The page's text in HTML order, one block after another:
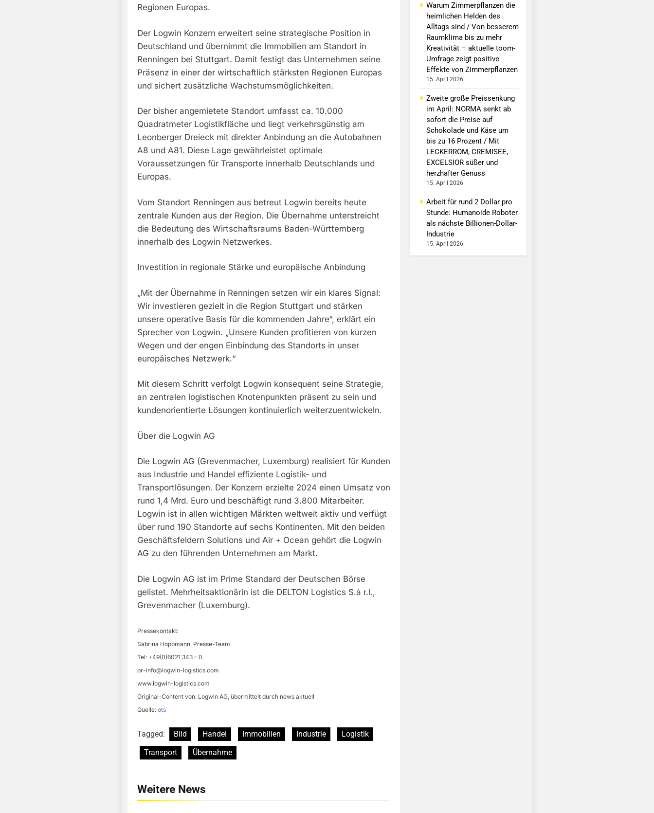
Regionen Europas.
Der Logwin Konzern erweitert seine strategische Position in
Deutschland und übernimmt die Immobilien am Standort in
Renningen bei Stuttgart. Damit festigt das Unternehmen seine
Präsenz in einer der wirtschaftlich stärksten Regionen Europas
und sichert zusätzliche Wachstumsmöglichkeiten.
Der bisher angemietete Standort umfasst ca. 10.000
Quadratmeter Logistikfläche und liegt verkehrsgünstig am
Leonberger Dreieck mit direkter Anbindung an die Autobahnen
A8 und A81. Diese Lage gewährleistet optimale
Voraussetzungen für Transporte innerhalb Deutschlands und
Europas.
Vom Standort Renningen aus betreut Logwin bereits heute
zentrale Kunden aus der Region. Die Übernahme unterstreicht
die Bedeutung des Wirtschaftsraums Baden-Württemberg
innerhalb des Logwin Netzwerkes.
Investition in regionale Stärke und europäische Anbindung
„Mit der Übernahme in Renningen setzen wir ein klares Signal:
Wir investieren gezielt in die Region Stuttgart und stärken
unsere operative Basis für die kommenden Jahre“, erklärt ein
Sprecher von Logwin. „Unsere Kunden profitieren von kurzen
Wegen und der engen Einbindung des Standorts in unser
europäisches Netzwerk.“
Mit diesem Schritt verfolgt Logwin konsequent seine Strategie,
an zentralen logistischen Knotenpunkten präsent zu sein und
kundenorientierte Lösungen kontinuierlich weiterzuentwickeln.
Über die Logwin AG
Die Logwin AG (Grevenmacher, Luxemburg) realisiert für Kunden
aus Industrie und Handel effiziente Logistik- und
Transportlösungen. Der Konzern erzielte 2024 einen Umsatz von
rund 1,4 Mrd. Euro und beschäftigt rund 3.800 Mitarbeiter.
Logwin ist in allen wichtigen Märkten weltweit aktiv und verfügt
über rund 190 Standorte auf sechs Kontinenten. Mit den beiden
Geschäftsfeldern Solutions und Air + Ocean gehört die Logwin
AG zu den führenden Unternehmen am Markt.
Die Logwin AG ist im Prime Standard der Deutschen Börse
gelistet. Mehrheitsaktionärin ist die DELTON Logistics S.à r.l.,
Grevenmacher (Luxemburg).
Pressekontakt:
Sabrina Hoppmann, Presse-Team
Tel: +49(0)6021 343 – 0
pr-info@logwin-logistics.com
www.logwin-logistics.com
Original-Content von: Logwin AG, übermittelt durch news aktuell
Quelle: ots
Tagged: Bild Handel Immobilien Industrie
Logistik
Transport
Übernahme
Weitere News
Warum Zimmerpflanzen die
heimlichen Helden des
Alltags sind / Von besserem
Raumklima bis zu mehr
Kreativität – aktuelle toom-
Umfrage zeigt positive
Effekte von Zimmerpflanzen
15. April 2026
Zweite große Preissenkung
im April: NORMA senkt ab
sofort die Preise auf
Schokolade und Käse um
bis zu 16 Prozent / Mit
LECKERROM, CREMISEE,
EXCELSIOR süßer und
herzhafter Genuss
15. April 2026
Arbeit für rund 2 Dollar pro
Stunde: Humanoide Roboter
als nächste Billionen-Dollar-
Industrie
15. April 2026